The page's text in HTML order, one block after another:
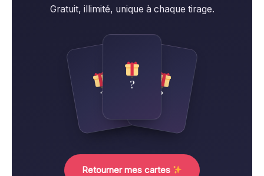
Gratuit, illimité, unique à chaque tirage.
?
?
?
Retourner mes cartes